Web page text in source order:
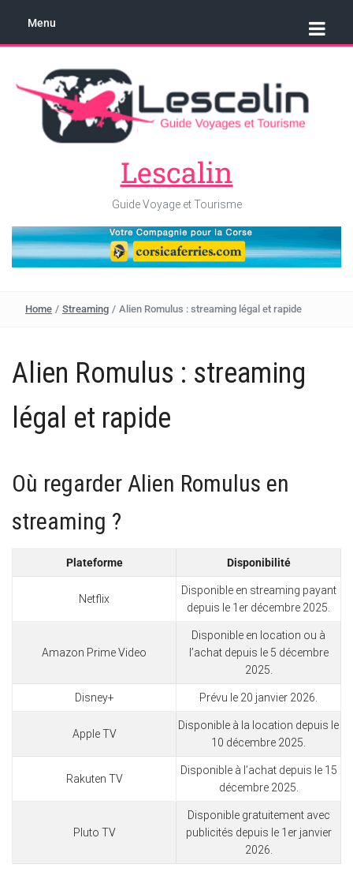
Menu
Lescalin
Guide Voyage et Tourisme
Home / Streaming / Alien Romulus : streaming légal et rapide
Alien Romulus : streaming
légal et rapide
Où regarder Alien Romulus en
streaming ?
Plateforme Disponibilité
Netflix
Disponible en streaming payant
depuis le 1er décembre 2025.
Amazon Prime Video
Disponible en location ou à
l’achat depuis le 5 décembre
2025.
Disney+ Prévu le 20 janvier 2026.
Apple TV
Disponible à la location depuis le
10 décembre 2025.
Rakuten TV
Disponible à l’achat depuis le 15
décembre 2025.
Pluto TV
Disponible gratuitement avec
publicités depuis le 1er janvier
2026.